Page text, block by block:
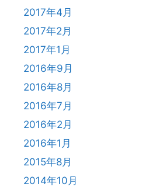
2017年4月
2017年2月
2017年1月
2016年9月
2016年8月
2016年7月
2016年2月
2016年1月
2015年8月
2014年10月